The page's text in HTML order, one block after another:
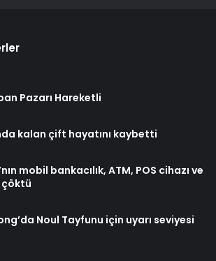
Pazarı Hareketli
kalan çift hayatını kaybetti
mobil bankacılık, ATM, POS cihazı ve
Noul Tayfunu için uyarı seviyesi